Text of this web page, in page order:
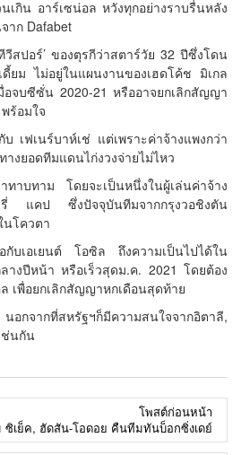
เกิน อาร์เซน่อล หวังทุกอย่างราบรื่นหลัง
าก Dafabet
วีสปอร์’ ของตุรกีว่าสตาร์วัย 32 ปีซึ่งโดน
ยม ไม่อยู่ในแผนงานของเฮดโค้ช มิเกล
อจบซีซั่น 2020-21 หรืออาจยกเลิกสัญญา
ร้อมใจ
เฟเนร์บาห์เช่ แต่เพราะค่าจ้างแพงกว่า
งยอดทีมแดนไก่งวงจ่ายไม่ไหว
ทาบทาม โดยจะเป็นหนึ่งในผู้เล่นค่าจ้าง
ารี่ แคป ซึ่งปัจจุบันทีมจากกรุงวอชิงตัน
นโควตา
กับเอเยนต์ โอซิล ถึงความเป็นไปได้ใน
างปีหน้า หรือเร็วสุดม.ค. 2021 โดยต้อง
เพื่อยกเลิกสัญญาหกเดือนสุดท้าย
จากที่สหรัฐฯก็มีความสนใจจากอิตาลี,
ช่นกัน
โพสต์ก่อนหน้า
ซิเย็ค, ฮัดสัน-โอดอย คืนทีมทันบ็อกซิ่งเดย์